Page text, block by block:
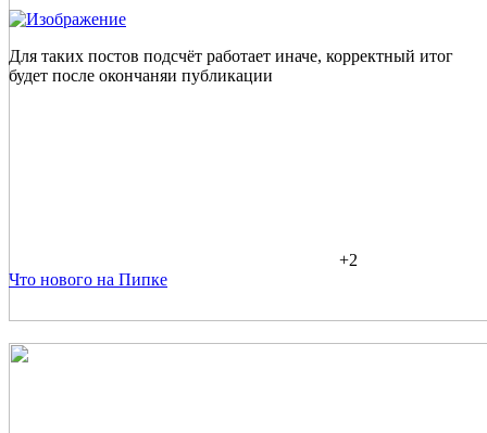
Для таких постов подсчёт работает иначе, корректный итог
будет после окончаняи публикации
+2
Что нового на Пипке